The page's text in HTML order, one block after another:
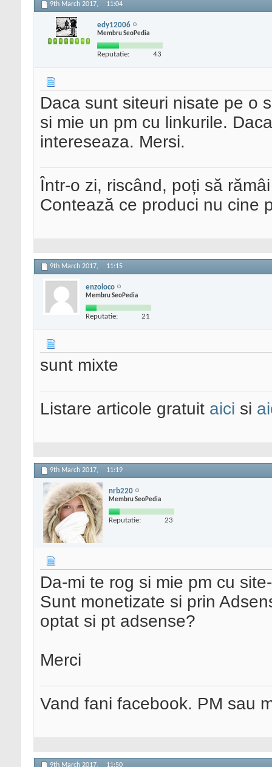
9th March 2017, 11:04
edy12006
Membru SeoPedia
Reputatie: 43
Daca sunt siteuri nisate pe o
si mie un pm cu linkurile.
intereseaza. Mersi.
Într-o zi, riscând, poți să
Contează ce produci nu cine
9th March 2017, 11:15
enzoloco
Membru SeoPedia
Reputatie: 21
sunt mixte
Listare articole gratuit aici si
9th March 2017, 11:19
nrb220
Membru SeoPedia
Reputatie: 23
Da-mi te rog si mie pm cu
Sunt monetizate si prin
optat si pt adsense?
Merci
Vand fani facebook. PM sau
9th March 2017, 11:50